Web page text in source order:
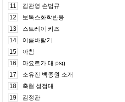
11
김관영 손범규
12
보톡스화학반응
13
스트레이 키즈
14
이름바람기
15
아침
16
마요르카 대 psg
17
소유진 백종원 소개
18
축협 성접대
19
김정관